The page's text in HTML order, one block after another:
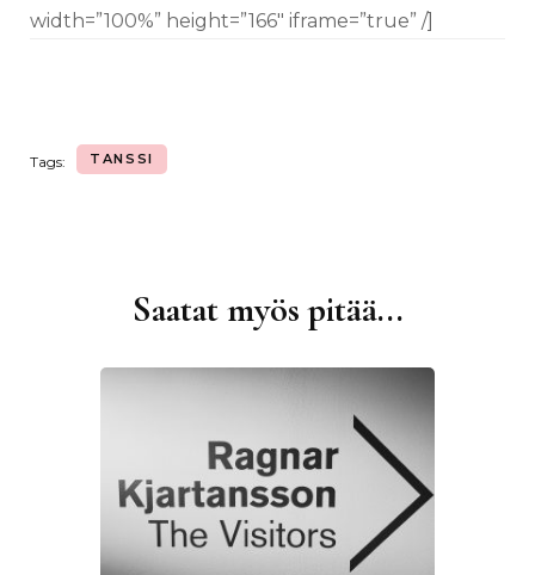
width=”100%” height=”166″ iframe=”true” /]
Tags: TANSSI
Saatat myös pitää...